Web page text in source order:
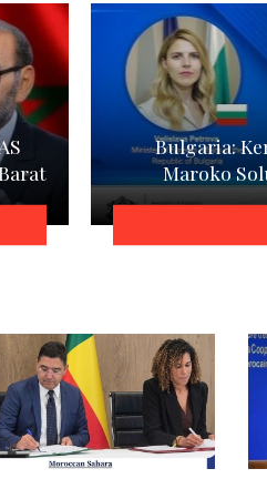
Bulgaria:
Maroko